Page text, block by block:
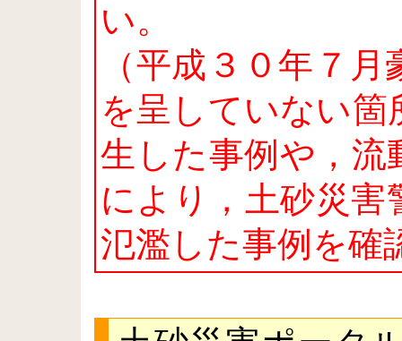
い。
（平成３０年７
を呈していない
生した事例や，流
により，土砂災害
氾濫した事例を確